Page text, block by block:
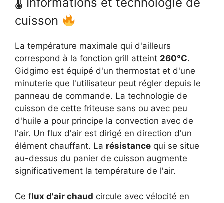
🌡 Informations et technologie de
cuisson
La température maximale qui d'ailleurs
correspond à la fonction grill atteint 260°C.
Gidgimo est équipé d'un thermostat et d'une
minuterie que l'utilisateur peut régler depuis le
panneau de commande. La technologie de
cuisson de cette friteuse sans ou avec peu
d'huile a pour principe la convection avec de
l'air. Un flux d'air est dirigé en direction d'un
élément chauffant. La résistance qui se situe
au-dessus du panier de cuisson augmente
significativement la température de l'air.
Ce flux d'air chaud circule avec vélocité en